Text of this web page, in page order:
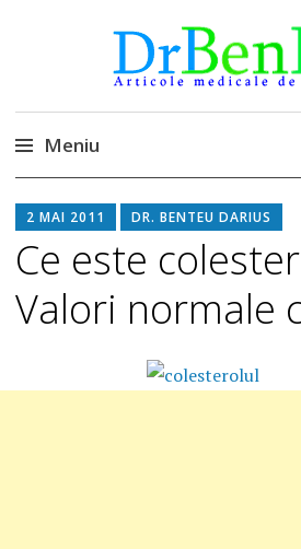
DrBendo.ro
Alimentatia sa iti fie
Meniu
la
conținut
2 MAI 2011 DR. BENTEU DARIUS
Ce este
Valori normale